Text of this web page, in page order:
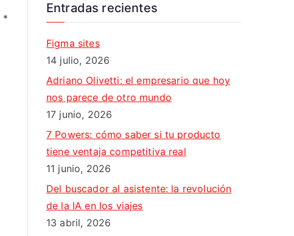
*
Entradas recientes
Figma sites
14 julio, 2026
Adriano Olivetti: el empresario que hoy
nos parece de otro mundo
17 junio, 2026
7 Powers: cómo saber si tu producto
tiene ventaja competitiva real
11 junio, 2026
Del buscador al asistente: la revolución
de la IA en los viajes
13 abril, 2026